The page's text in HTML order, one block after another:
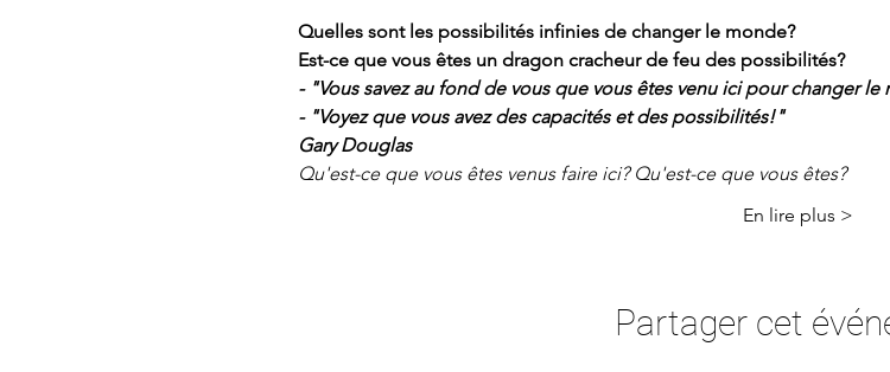
Quelles sont les possibilités infinies de changer le monde?
Est-ce que vous êtes un dragon cracheur de feu des possibilités?
- "Vous savez au fond de vous que vous êtes venu ici pour changer le
- "Voyez que vous avez des capacités et des possibilités!"
Gary Douglas
Qu'est-ce que vous êtes venus faire ici? Qu'est-ce que vous êtes?
En lire plus >
Partager cet